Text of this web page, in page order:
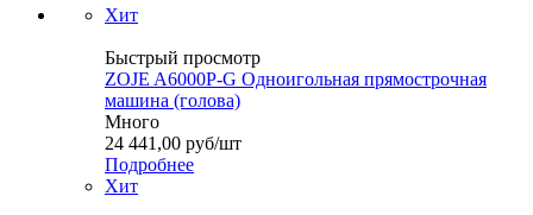
Хит
Быстрый просмотр
ZOJE A6000P-G Одноигольная прямострочная
машина (голова)
Много
24 441,00 руб/шт
Подробнее
Хит